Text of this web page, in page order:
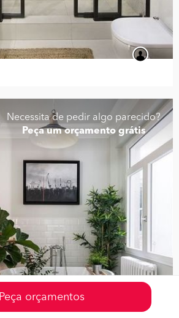
Necessita de pedir algo parecido?
Peça um orçamento grátis
Peça orçamentos